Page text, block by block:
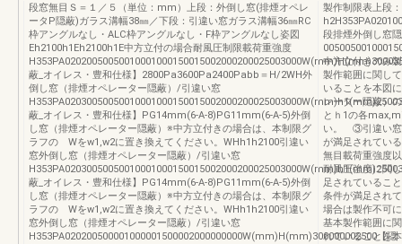
段窓無目Ｓ＝１／５（単位：mm）上段：外倒し窓(排煙オペレ
ータP隠蔽)ガラス溝幅38㎜／下段：引違い窓ガラス溝幅36㎜RC
枠アングルなし・ALC枠アングルなし・F枠アングルなし姿図
Eh2100h1Eh2100h1E中方立付の場合耐風圧制限載荷重強度
蔽_オイレス・豊和仕様】2800Pa3600Pa2400Pabb＝H/2WH外
倒し窓（排煙オペレーター隠蔽）/引違い窓
蔽_オイレス・豊和仕様】PG14mm(6-A-8)PG11mm(6-A-5)外倒
し窓（排煙オペレーター隠蔽）※中方立付きの場合は、本制限グ
ラフの Wをw1,w2に置き換えてください。WHh1h2100引違い
窓外倒し窓（排煙オペレーター隠蔽）/引違い窓
蔽_オイレス・豊和仕様】PG14mm(6-A-8)PG11mm(6-A-5)外倒
し窓（排煙オペレーター隠蔽）※中方立付きの場合は、本制限グ
ラフの Wをw1,w2に置き換えてください。WHh1h2100引違い
窓外倒し窓（排煙オペレーター隠蔽）/引違い窓
H353PA020200500001000001500002000000000W(mm)H(mm)300000002500【隠
製作制限表上段
段排煙外倒し窓
中方立付きのみ
製作範囲に関し
いることを本図
レーター隠蔽）
とｈ1の各
い。 ③引違い窓
が満足されてい
無目載荷重強度
耐風圧強度に関
足されている
条件が満足され
場合は製作不可
基本製作範囲に
れていることを